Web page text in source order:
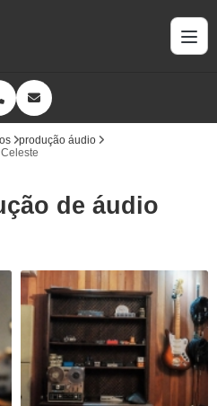
produção áudio
de áudio